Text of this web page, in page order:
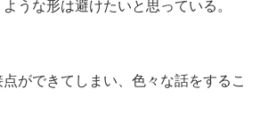
うな形は避けたいと思っている。
ができてしまい、色々な話をするこ